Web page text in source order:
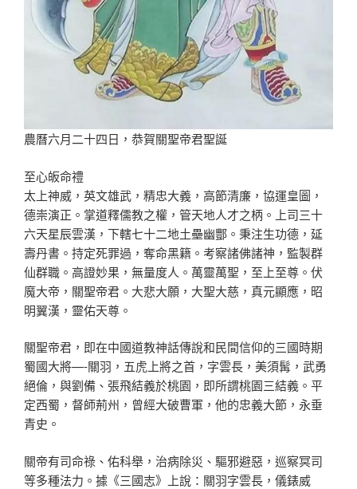
農曆六月二十四日，恭賀關聖帝君聖誕
至心皈命禮
太上神威，英文雄武，精忠大義，高節清廉，協運皇圖，
德崇演正。掌道釋儒教之權，管天地人才之柄。上司三十
六天星辰雲漢，下轄七十二地土壘幽酆。秉注生功德，延
壽丹書。持定死罪過，奪命黑籍。考察諸佛諸神，監製群
仙群職。高證妙果，無量度人。萬靈萬聖，至上至尊。伏
魔大帝，關聖帝君。大悲大願，大聖大慈，真元顯應，昭
明翼漢，靈佑天尊。
關聖帝君，即在中國道教神話傳說和民間信仰的三國時期
蜀國大將—-關羽，五虎上將之首，字雲長，美須髯，武勇
絕倫，與劉備、張飛結義於桃園，即所謂桃園三結義。平
定西蜀，督師荊州，曾經大破曹軍，他的忠義大節，永垂
青史。
關帝有司命祿、佑科舉，治病除災、驅邪避惡，巡察冥司
等多種法力。據《三國志》上說：關羽字雲長，儀錶威